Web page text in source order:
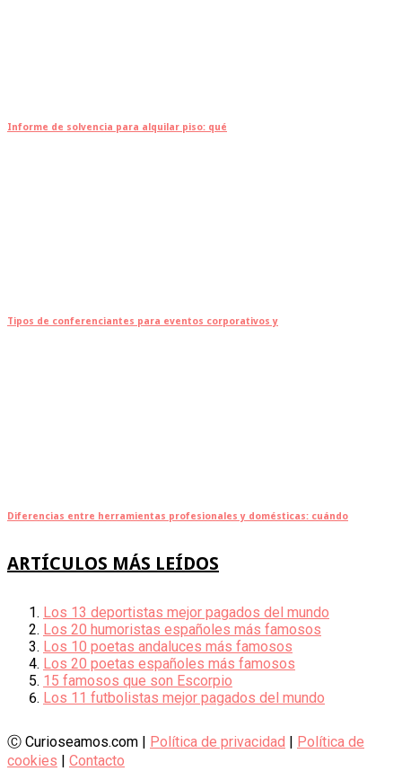
Informe de solvencia para alquilar piso: qué
Tipos de conferenciantes para eventos corporativos y
Diferencias entre herramientas profesionales y domésticas: cuándo
ARTÍCULOS MÁS LEÍDOS
Los 13 deportistas mejor pagados del mundo
Los 20 humoristas españoles más famosos
Los 10 poetas andaluces más famosos
Los 20 poetas españoles más famosos
15 famosos que son Escorpio
Los 11 futbolistas mejor pagados del mundo
Ⓒ Curioseamos.com | Política de privacidad
Política de
cookies
Contacto